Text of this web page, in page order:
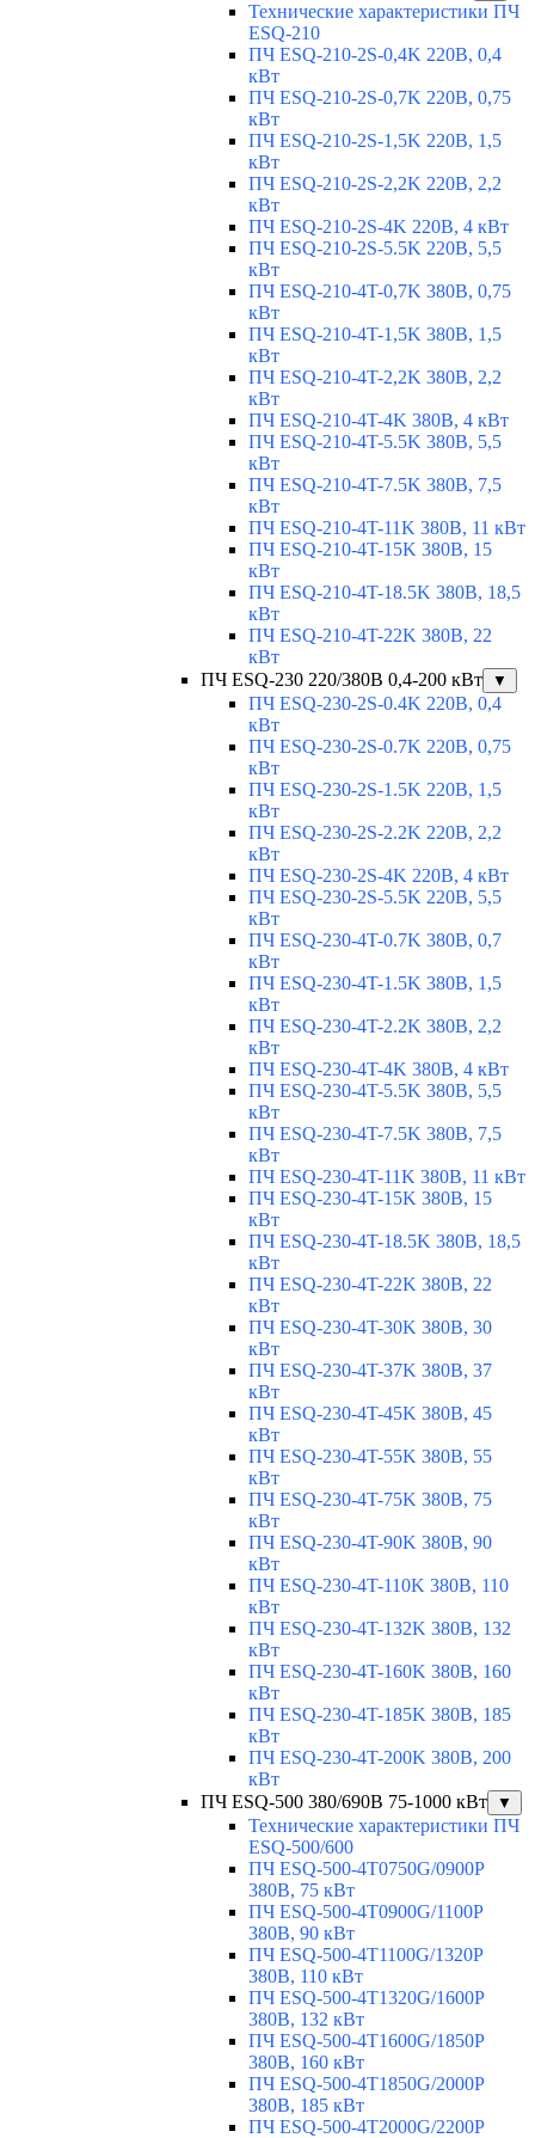
Технические характеристики ПЧ
ESQ-210
ПЧ ESQ-210-2S-0,4K 220В, 0,4
кВт
ПЧ ESQ-210-2S-0,7K 220В, 0,75
кВт
ПЧ ESQ-210-2S-1,5K 220В, 1,5
кВт
ПЧ ESQ-210-2S-2,2K 220В, 2,2
кВт
ПЧ ESQ-210-2S-4K 220В, 4 кВт
ПЧ ESQ-210-2S-5.5K 220В, 5,5
кВт
ПЧ ESQ-210-4T-0,7K 380В, 0,75
кВт
ПЧ ESQ-210-4T-1,5K 380В, 1,5
кВт
ПЧ ESQ-210-4T-2,2K 380В, 2,2
кВт
ПЧ ESQ-210-4T-4K 380В, 4 кВт
ПЧ ESQ-210-4T-5.5K 380В, 5,5
кВт
ПЧ ESQ-210-4T-7.5K 380В, 7,5
кВт
ПЧ ESQ-210-4T-11K 380В, 11 кВт
ПЧ ESQ-210-4T-15K 380В, 15
кВт
ПЧ ESQ-210-4T-18.5K 380В, 18,5
кВт
ПЧ ESQ-210-4T-22K 380В, 22
кВт
ПЧ ESQ-230 220/380В 0,4-200 кВт
▼
ПЧ ESQ-230-2S-0.4K 220В, 0,4
кВт
ПЧ ESQ-230-2S-0.7K 220В, 0,75
кВт
ПЧ ESQ-230-2S-1.5K 220В, 1,5
кВт
ПЧ ESQ-230-2S-2.2K 220В, 2,2
кВт
ПЧ ESQ-230-2S-4K 220В, 4 кВт
ПЧ ESQ-230-2S-5.5K 220В, 5,5
кВт
ПЧ ESQ-230-4T-0.7K 380В, 0,7
кВт
ПЧ ESQ-230-4T-1.5K 380В, 1,5
кВт
ПЧ ESQ-230-4T-2.2K 380В, 2,2
кВт
ПЧ ESQ-230-4T-4K 380В, 4 кВт
ПЧ ESQ-230-4T-5.5K 380В, 5,5
кВт
ПЧ ESQ-230-4T-7.5K 380В, 7,5
кВт
ПЧ ESQ-230-4T-11K 380В, 11 кВт
ПЧ ESQ-230-4T-15K 380В, 15
кВт
ПЧ ESQ-230-4T-18.5K 380В, 18,5
кВт
ПЧ ESQ-230-4T-22K 380В, 22
кВт
ПЧ ESQ-230-4T-30K 380В, 30
кВт
ПЧ ESQ-230-4T-37K 380В, 37
кВт
ПЧ ESQ-230-4T-45K 380В, 45
кВт
ПЧ ESQ-230-4T-55K 380В, 55
кВт
ПЧ ESQ-230-4T-75K 380В, 75
кВт
ПЧ ESQ-230-4T-90K 380В, 90
кВт
ПЧ ESQ-230-4T-110K 380В, 110
кВт
ПЧ ESQ-230-4T-132K 380В, 132
кВт
ПЧ ESQ-230-4T-160K 380В, 160
кВт
ПЧ ESQ-230-4T-185K 380В, 185
кВт
ПЧ ESQ-230-4T-200K 380В, 200
кВт
ПЧ ESQ-500 380/690В 75-1000 кВт
▼
Технические характеристики ПЧ
ESQ-500/600
ПЧ ESQ-500-4T0750G/0900P
380В, 75 кВт
ПЧ ESQ-500-4T0900G/1100P
380В, 90 кВт
ПЧ ESQ-500-4T1100G/1320P
380В, 110 кВт
ПЧ ESQ-500-4T1320G/1600P
380В, 132 кВт
ПЧ ESQ-500-4T1600G/1850P
380В, 160 кВт
ПЧ ESQ-500-4T1850G/2000P
380В, 185 кВт
ПЧ ESQ-500-4T2000G/2200P